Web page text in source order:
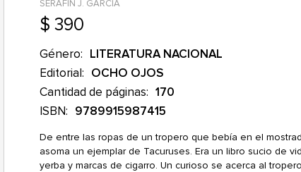
SERAFÍN J. GARCIA
$ 390
Género: LITERATURA NACIONAL
Editorial: OCHO OJOS
Cantidad de páginas: 170
ISBN: 9789915987415
De entre las ropas de un tropero que bebía en el
asoma un ejemplar de Tacuruses. Era un libro sucio de
yerba y marcas de cigarro. Un curioso se acerca al